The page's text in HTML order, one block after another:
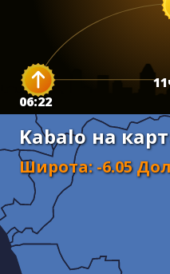
06:22
11
Kabalo на
Широта:-6.05